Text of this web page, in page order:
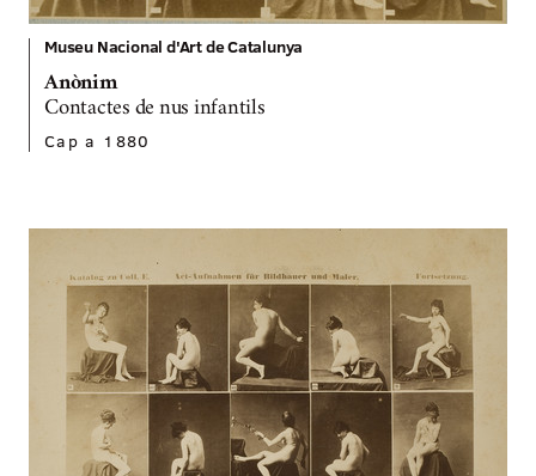
Museu Nacional d'Art de Catalunya
Anònim
Contactes de nus infantils
Cap a 1880